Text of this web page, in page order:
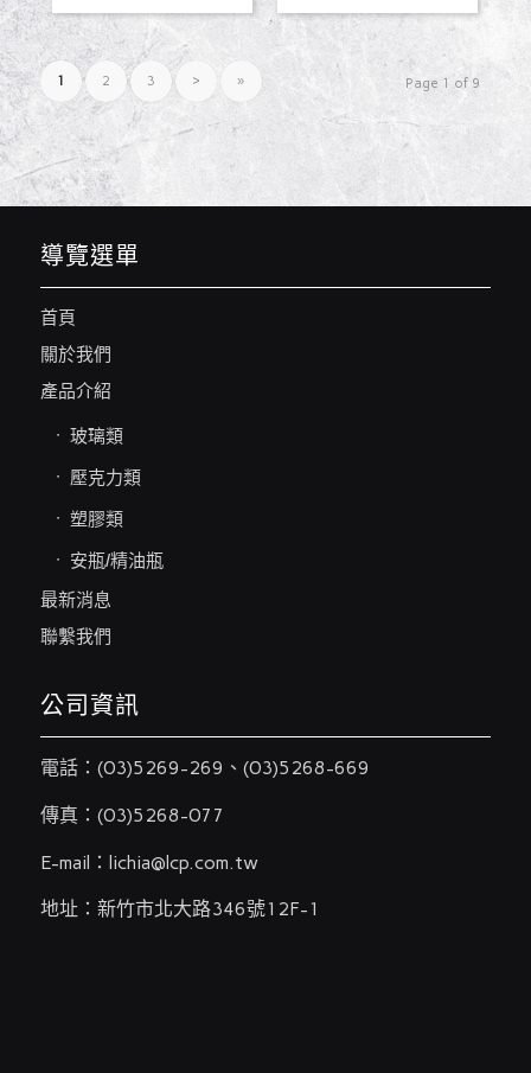
Page 1 of 9
1 2 3 › »
導覽選單
首頁
關於我們
產品介紹
玻璃類
壓克力類
塑膠類
安瓶/精油瓶
最新消息
聯繫我們
公司資訊
電話： (03)5269-269 、 (03)5268-669
傳真：(03)5268-077
E-mail： lichia@lcp.com.tw
地址：新竹市北大路346號12F-1